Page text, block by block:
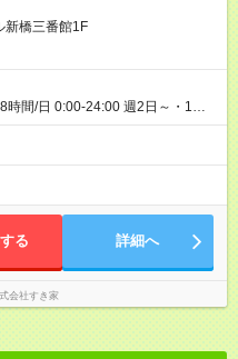
、切り上げで一ヶ月とさせてい
時間(研修中も同時給）
新橋三番館1F
時間/日 0:00-24:00 週2日～・1日
5:00-9:00 〇昼帯 9:00-14:00 〇午
22:00 〇深夜帯 22:00-翌5:00 基
る 詳細へ
会社すき家